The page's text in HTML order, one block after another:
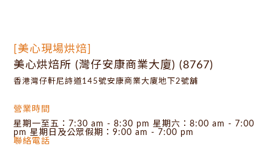
[美心現場烘焙]
美心烘焙所 (灣仔安康商業大廈) (8767)
香港灣仔軒尼詩道145號安康商業大廈地下2號舖
營業時間
星期一至五：7:30 am - 8:30 pm 星期六：8:00 am - 7:00
pm 星期日及公眾假期：9:00 am - 7:00 pm
聯絡電話